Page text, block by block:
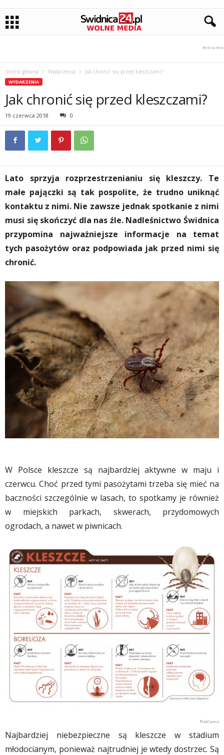
Strona główna Wydarzenia Jak chronić się przed kleszczami?
WYDARZENIA
Jak chronić się przed kleszczami?
19 czerwca 2018 0
Lato sprzyja rozprzestrzenianiu się kleszczy. Te
małe pajączki są tak pospolite, że trudno uniknąć
kontaktu z nimi. Nie zawsze jednak spotkanie z nimi
musi się skończyć dla nas źle. Nadleśnictwo Świdnica
przypomina najważniejsze informacje na temat
tych pasożytów oraz podpowiada jak przed nimi się
chronić.
W Polsce kleszcze są najbardziej aktywne w maju i
czerwcu. Choć przed tymi pasożytami trzeba się mieć na
baczności szczególnie w lasach, to spotkamy je również
w miejskich parkach, skwerach, przydomowych
ogrodach, a nawet w piwnicach.
Najbardziej niebezpieczne są kleszcze w stadium
młodocianym, ponieważ najtrudniej je wtedy dostrzec. Są